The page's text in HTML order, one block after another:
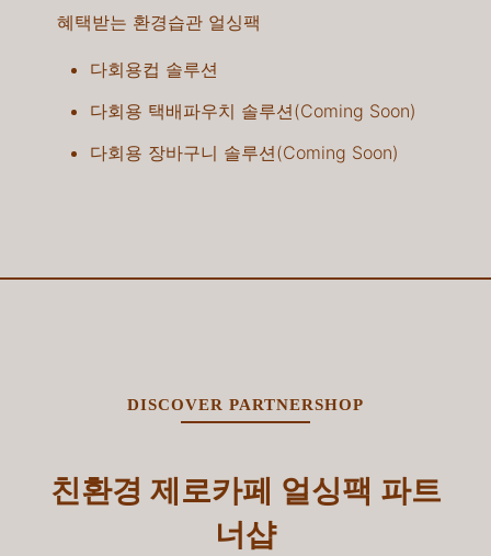
혜택받는 환경습관 얼싱팩
다회용컵 솔루션​​
다회용 택배파우치 솔루션(Coming Soon)​
다회용 장바구니 솔루션(Coming Soon)
DISCOVER PARTNERSHOP
친환경 제로카페 얼싱팩 파트
너샵